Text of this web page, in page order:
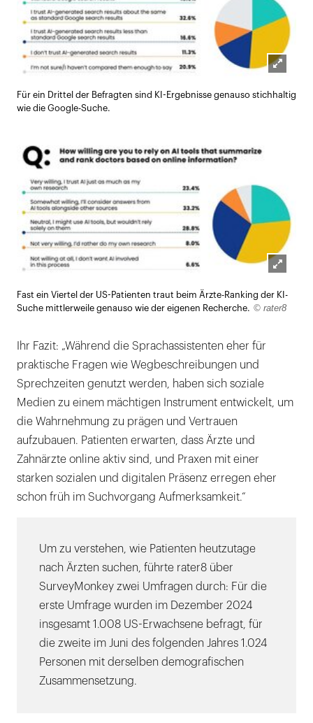
öffnen
Für ein Drittel der Befragten sind KI-Ergebnisse genauso stichhaltig
wie die Google-Suche.
öffnen
Fast ein Viertel der US-Patienten traut beim Ärzte-Ranking der KI-
Suche mittlerweile genauso wie der eigenen Recherche. © rater8
Ihr Fazit: „Während die Sprachassistenten eher für
praktische Fragen wie Wegbeschreibungen und
Sprechzeiten genutzt werden, haben sich soziale
Medien zu einem mächtigen Instrument entwickelt, um
die Wahrnehmung zu prägen und Vertrauen
aufzubauen. Patienten erwarten, dass Ärzte und
Zahnärzte online aktiv sind, und Praxen mit einer
starken sozialen und digitalen Präsenz erregen eher
schon früh im Suchvorgang Aufmerksamkeit.“
Um zu verstehen, wie Patienten heutzutage
nach Ärzten suchen, führte rater8 über
SurveyMonkey zwei Umfragen durch: Für die
erste Umfrage wurden im Dezember 2024
insgesamt 1.008 US-Erwachsene befragt, für
die zweite im Juni des folgenden Jahres 1.024
Personen mit derselben demografischen
Zusammensetzung.